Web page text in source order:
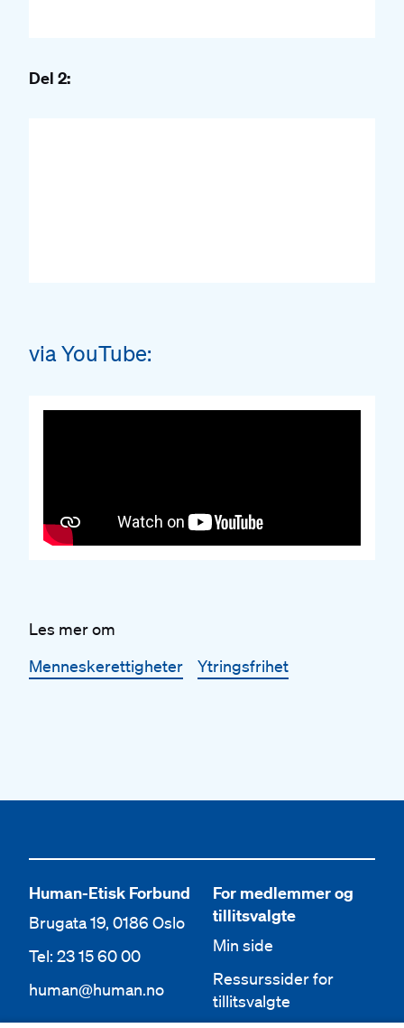
Del 2:
#
via YouTube:
Les mer om
Menneskerettigheter
Ytringsfrihet
Human-Etisk Forbund
Brugata 19, 0186 Oslo
Tel: 23 15 60 00
human@human.no
For medlemmer og
tillitsvalgte
Min side
Ressurssider for
tillitsvalgte